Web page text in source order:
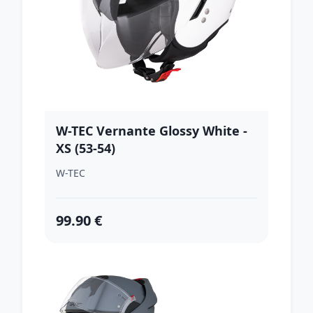
W-TEC Vernante Glossy White -
XS (53-54)
W-TEC
99.90 €